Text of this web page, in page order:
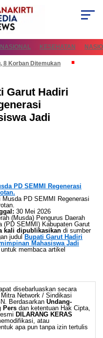
KESEHATAN
8 Korban Ditemukan
Garut Hadiri
Jadi
PD SEMMI Regenerasi
30 Mei 2026
(Musda) Pengurus Daerah
(PD SEMMI) Kabupaten Garut
kali dipublikasikan di sumber
judul Bupati Garut Hadiri
Mahasiswa Jadi
membaca artikel
disebarluaskan secara
Network / Sindikasi
Berdasarkan Undang-
Pers dan ketentuan Hak Cipta,
DILARANG KERAS
atau
apa pun tanpa izin tertulis